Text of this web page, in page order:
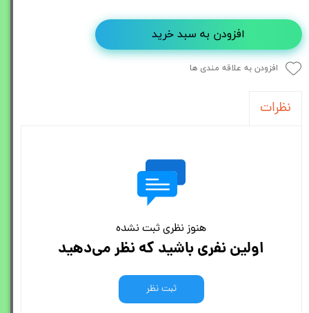
افزودن به سبد خرید
افزودن به علاقه مندی ها
نظرات
هنوز نظری ثبت نشده
اولین نفری باشید که نظر می‌دهید
ثبت نظر